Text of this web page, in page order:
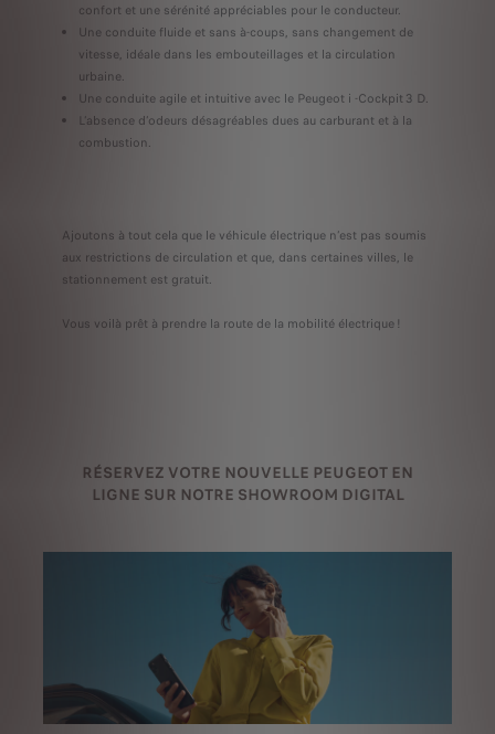
confort et une sérénité appréciables pour le conducteur.
Une conduite fluide et sans à-coups, sans changement de
vitesse, idéale dans les embouteillages et la circulation
urbaine.
Une conduite agile et intuitive avec le Peugeot i -Cockpit 3 D.
L’absence d’odeurs désagréables dues au carburant et à la
combustion.
Ajoutons à tout cela que le véhicule électrique n’est pas soumis
aux restrictions de circulation et que, dans certaines villes, le
stationnement est gratuit.
Vous voilà prêt à prendre la route de la mobilité électrique !
RÉSERVEZ VOTRE NOUVELLE PEUGEOT EN
LIGNE SUR NOTRE SHOWROOM DIGITAL